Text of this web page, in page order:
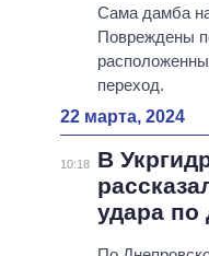
Сама дамба
Повреждены
переход.
22 марта, 2024
10:18
В
удара по